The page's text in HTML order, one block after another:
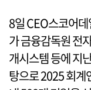
8일 CEO스코어
가 금융감독원 전
개시스템 등에 지
탕으로 2025 회계